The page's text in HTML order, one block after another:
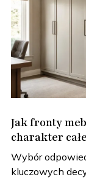
Jak fronty
charakter
Wybór
kluczowych